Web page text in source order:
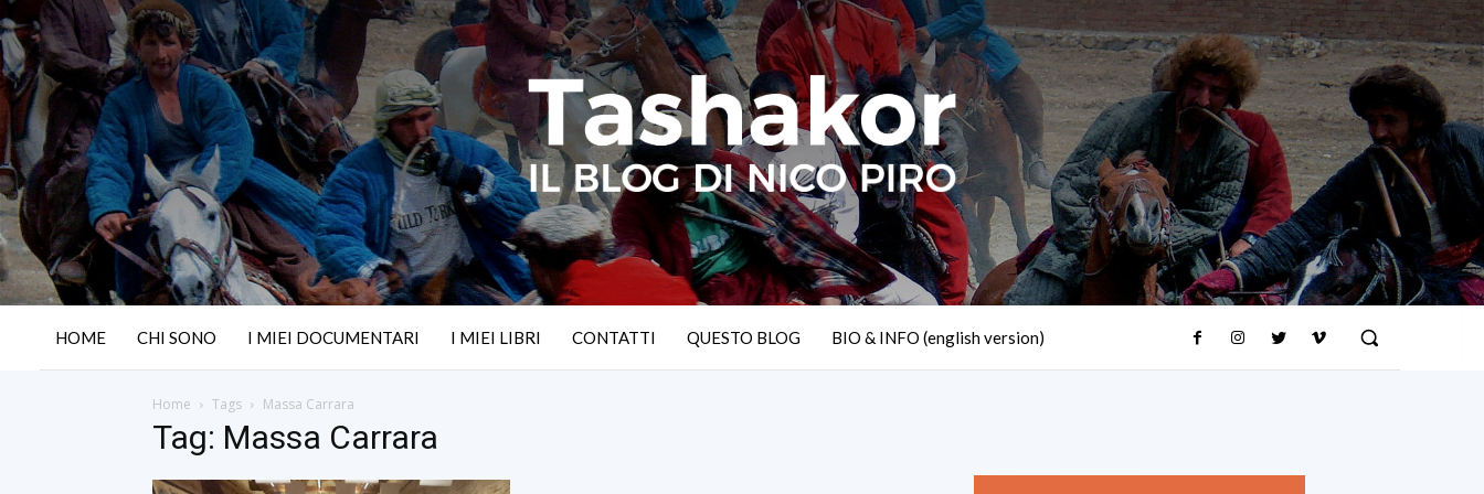
HOME CHI SONO I MIEI DOCUMENTARI I MIEI LIBRI CONTATTI QUESTO BLOG BIO & INFO (english version)
Home Tags Massa Carrara
Tag: Massa Carrara